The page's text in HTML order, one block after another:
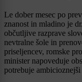
Le dober mesec po
znanost in mladino je dr.
občutljive razprave
nevtralne šole in
priseljencev, romske
minister napoveduje
potrebuje